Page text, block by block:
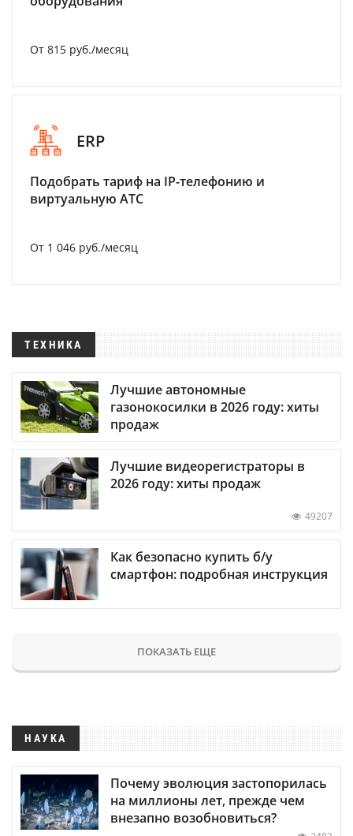
От 815 руб./месяц
ERP
Подобрать тариф на IP-телефонию и
виртуальную АТС
От 1 046 руб./месяц
ТЕХНИКА
Лучшие автономные
газонокосилки в 2026 году: хиты
продаж
Лучшие видеорегистраторы в
2026 году: хиты продаж
49207
Как безопасно купить б/у
смартфон: подробная инструкция
ПОКАЗАТЬ ЕЩЕ
НАУКА
Почему эволюция застопорилась
на миллионы лет, прежде чем
внезапно возобновиться?